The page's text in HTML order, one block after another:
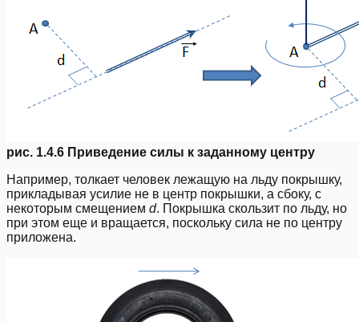
рис. 1.4.6 Приведение силы к заданному центру
Например, толкает человек лежащую на льду покрышку,
прикладывая усилие не в центр покрышки, а сбоку, с
некоторым смещением d. Покрышка скользит по льду, но
при этом еще и вращается, поскольку сила не по центру
приложена.